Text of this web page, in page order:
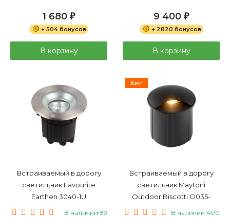
1 680 ₽
+ 504 бонусов
В корзину
9 400 ₽
+ 2820 бонусов
В корзину
Встраиваемый в дорогу
светильник Favourite
Earthen 3040-1U
В наличии 89
Хит!
Встраиваемый в дорогу
светильник Maytoni
Outdoor Biscotti O035-
L3B3K
В наличии 400